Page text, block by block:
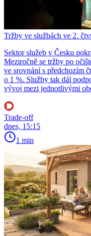
Tržby ve službách ve 2.
Sektor služeb v Česku
Meziročně se tržby po
ve srovnání s předchozím
o 1 %. Služby tak dál
vývoj mezi jednotlivými
Trade-off
dnes, 15:15
1 min